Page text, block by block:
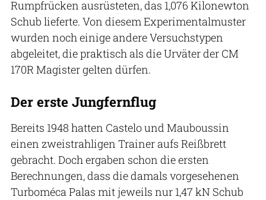
Rumpfrücken ausrüsteten, das 1,076 Kilonewton
Schub lieferte. Von diesem Experimentalmuster
wurden noch einige andere Versuchstypen
abgeleitet, die praktisch als die Urväter der CM
170R Magister gelten dürfen.
Der erste Jungfernflug
Bereits 1948 hatten Castelo und Mauboussin
einen zweistrahligen Trainer aufs Reißbrett
gebracht. Doch ergaben schon die ersten
Berechnungen, dass die damals vorgesehenen
Turboméca Palas mit jeweils nur 1,47 kN Schub